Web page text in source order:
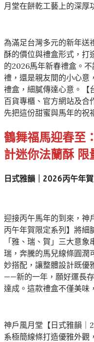
月堂在餅乾工藝上的深厚
為滿足台灣多元的新年送
酥的價位與禮盒形式，打
的2026馬年新春禮盒。
禮，還是親友間的小心意
禮盒，細膩傳達心意。【
百貨專櫃、官方網站及合
先把這份甜蜜與馬年的祝
鶴舞福馬迎春至
計迷你法蘭酥 限
日式雅韻｜2026丙午年
迎接丙午馬年的到來，神
丙午年賀限定系列】將細
「雅、瑞、賀」三大意
瑞，奔騰的馬兒線條圓潤
妙搭配，讓整體設計既優
——新的一年，願好運長
達成。這款禮盒不僅美味
神戶風月堂【日式雅韻｜
系極簡線條打造優雅外觀